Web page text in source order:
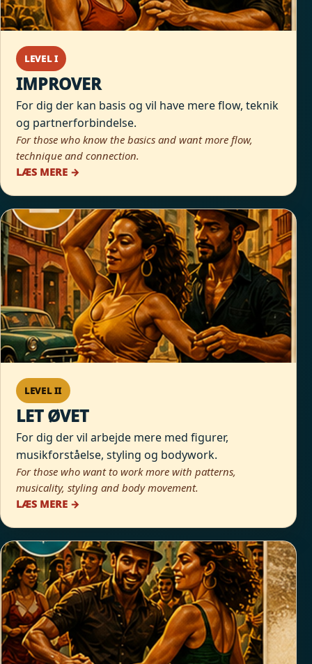
LEVEL I
IMPROVER
For dig der kan basis og vil have mere flow, teknik
og partnerforbindelse.
For those who know the basics and want more flow,
technique and connection.
LÆS MERE →
LEVEL II
LET ØVET
For dig der vil arbejde mere med figurer,
musikforståelse, styling og bodywork.
For those who want to work more with patterns,
musicality, styling and body movement.
LÆS MERE →